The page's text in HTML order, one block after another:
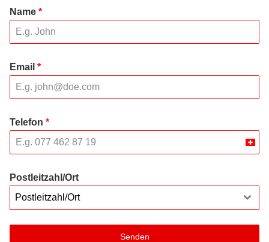
Name *
Email *
Telefon *
Postleitzahl/Ort
Postleitzahl/Ort
Senden